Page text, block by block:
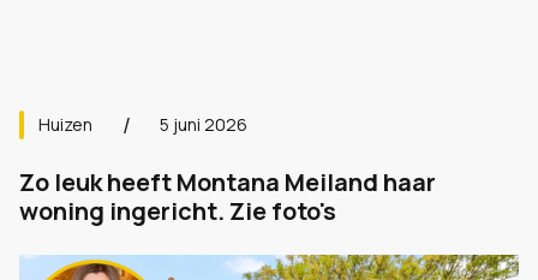
Huizen 5 juni 2026
Zo leuk heeft Montana Meiland haar
woning ingericht. Zie foto's